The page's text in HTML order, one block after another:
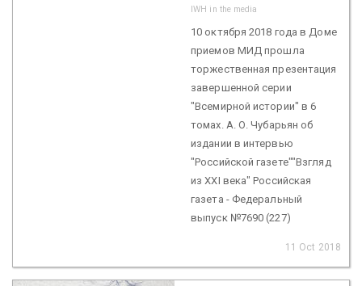
IWH in the media
10 октября 2018 года в Доме
приемов МИД прошла
торжественная презентация
завершенной серии
"Всемирной истории" в 6
томах. А. О. Чубарьян об
издании в интервью
"Российской газете""Взгляд
из XXI века" Российская
газета - Федеральный
выпуск №7690 (227)
11 Oct 2018